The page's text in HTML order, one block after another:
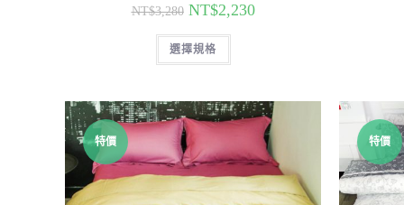
NT$3,280 NT$2,230
選擇規格
特價 特價